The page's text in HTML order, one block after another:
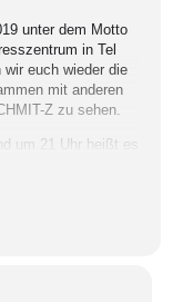
unter dem Motto
in Tel
euch wieder die
mit anderen
Z zu sehen.
um 21 Uhr heißt es
zu uns ins
gibt es auch in